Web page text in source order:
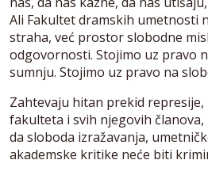
Ali Fakultet dramskih umetnosti
straha, već prostor slobodne
odgovornosti. Stojimo uz pravo
sumnju. Stojimo uz pravo na
Zahtevaju hitan prekid
fakulteta i svih njegovih
da sloboda izražavanja,
akademske kritike neće biti